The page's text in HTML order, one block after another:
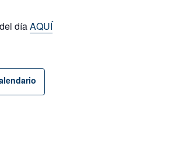
díaAQUÍ